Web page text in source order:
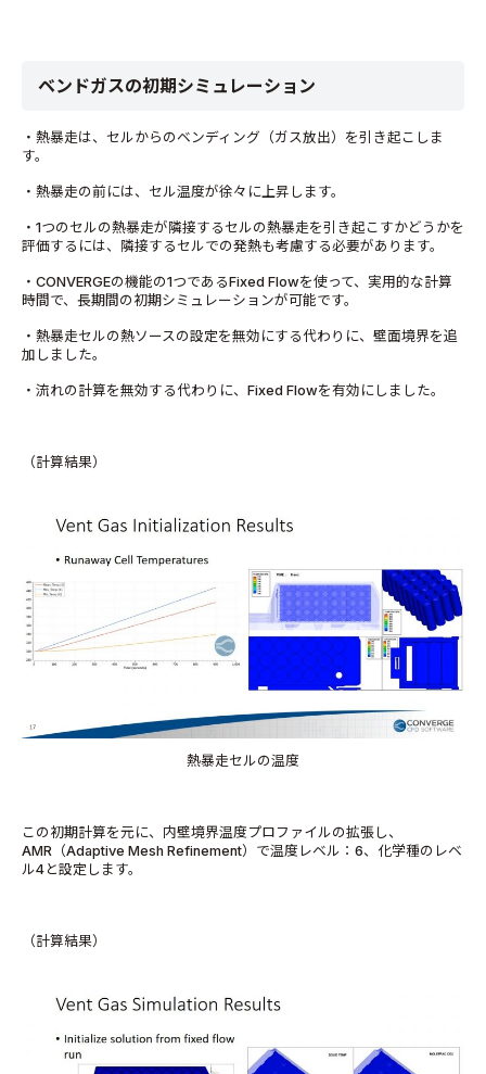
ベンドガスの初期シミュレーション
・熱暴走は、セルからのベンディング（ガス放出）を引き起こしま
す。
・熱暴走の前には、セル温度が徐々に上昇します。
・1つのセルの熱暴走が隣接するセルの熱暴走を引き起こすかどうかを
評価するには、隣接するセルでの発熱も考慮する必要があります。
・CONVERGEの機能の1つであるFixed Flowを使って、実用的な計算
時間で、長期間の初期シミュレーションが可能です。
・熱暴走セルの熱ソースの設定を無効にする代わりに、壁面境界を追
加しました。
・流れの計算を無効する代わりに、Fixed Flowを有効にしました。
（計算結果）
熱暴走セルの温度
この初期計算を元に、内壁境界温度プロファイルの拡張し、
AMR（Adaptive Mesh Refinement）で温度レベル：6、化学種のレベ
ル4と設定します。
（計算結果）